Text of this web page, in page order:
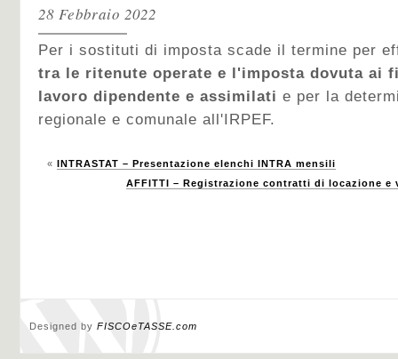
28 Febbraio 2022
Per i sostituti di imposta scade il termine per
tra le ritenute operate e l'imposta dovuta ai
lavoro dipendente e assimilati e per la
regionale e comunale all'IRPEF.
« INTRASTAT – Presentazione elenchi INTRA mensili
AFFITTI – Registrazione contratti di locazione
Designed by FISCOeTASSE.com